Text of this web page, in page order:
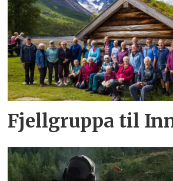
Fjellgruppa til